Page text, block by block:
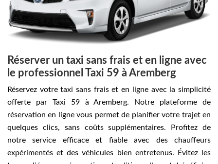
Réserver un taxi sans frais et en ligne avec
le professionnel Taxi 59 à Aremberg
Réservez votre taxi sans frais et en ligne avec la simplicité
offerte par Taxi 59 à Aremberg. Notre plateforme de
réservation en ligne vous permet de planifier votre trajet en
quelques clics, sans coûts supplémentaires. Profitez de
notre service efficace et fiable avec des chauffeurs
expérimentés et des véhicules bien entretenus. Évitez les